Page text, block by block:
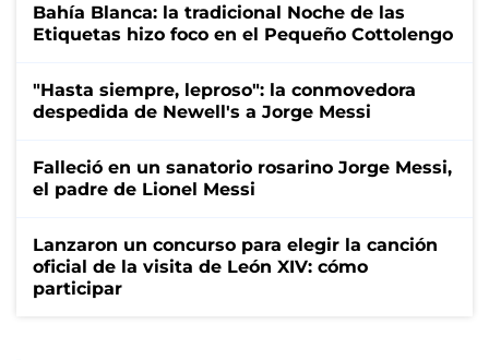
Bahía Blanca: la tradicional Noche de las
Etiquetas hizo foco en el Pequeño Cottolengo
"Hasta siempre, leproso": la conmovedora
despedida de Newell's a Jorge Messi
Falleció en un sanatorio rosarino Jorge Messi,
el padre de Lionel Messi
Lanzaron un concurso para elegir la canción
oficial de la visita de León XIV: cómo
participar